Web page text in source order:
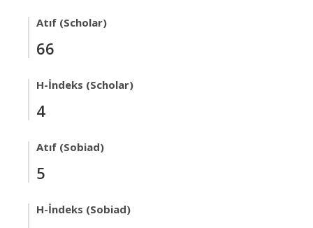
Atıf (Scholar)
66
H-İndeks (Scholar)
4
Atıf (Sobiad)
5
H-İndeks (Sobiad)